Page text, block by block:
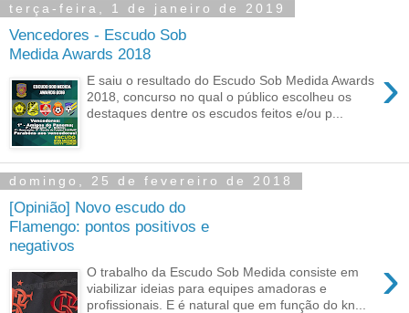
terça-feira, 1 de janeiro de 2019
Vencedores - Escudo Sob
Medida Awards 2018
›
E saiu o resultado do Escudo Sob Medida Awards
2018, concurso no qual o público escolheu os
destaques dentre os escudos feitos e/ou p...
domingo, 25 de fevereiro de 2018
[Opinião] Novo escudo do
Flamengo: pontos positivos e
negativos
›
O trabalho da Escudo Sob Medida consiste em
viabilizar ideias para equipes amadoras e
profissionais. E é natural que em função do kn...